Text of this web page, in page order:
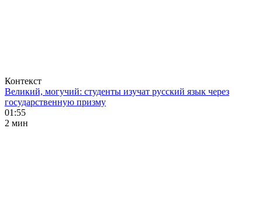
Контекст
Великий, могучий: студенты изучат русский язык через
государственную призму
01:55
2 мин